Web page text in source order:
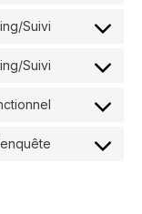
Suivi
Suivi